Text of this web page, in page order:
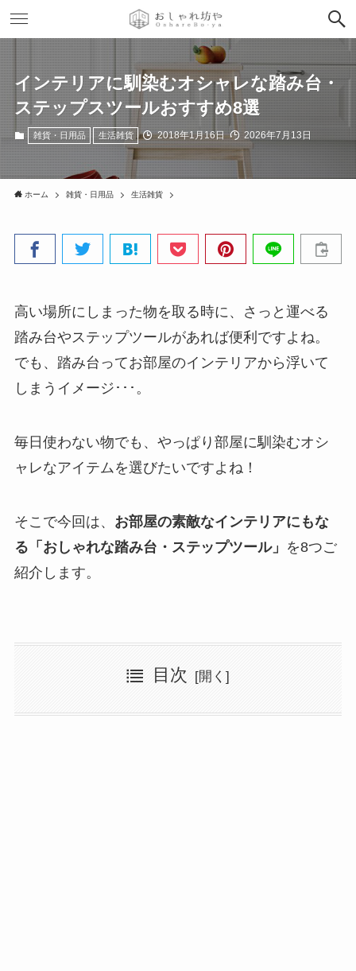
インテリアに馴染むオシャレな踏み台・
ステップスツールおすすめ8選
雑貨・日用品 生活雑貨 2018年1月16日 2026年7月13日
ホーム 雑貨・日用品 生活雑貨
高い場所にしまった物を取る時に、さっと運べる
踏み台やステップツールがあれば便利ですよね。
でも、踏み台ってお部屋のインテリアから浮いて
しまうイメージ･･･。
毎日使わない物でも、やっぱり部屋に馴染むオシ
ャレなアイテムを選びたいですよね！
そこで今回は、 お部屋の素敵なインテリアにもな
る「おしゃれな踏み台・ステップツール」 を8つご
紹介します。
目次